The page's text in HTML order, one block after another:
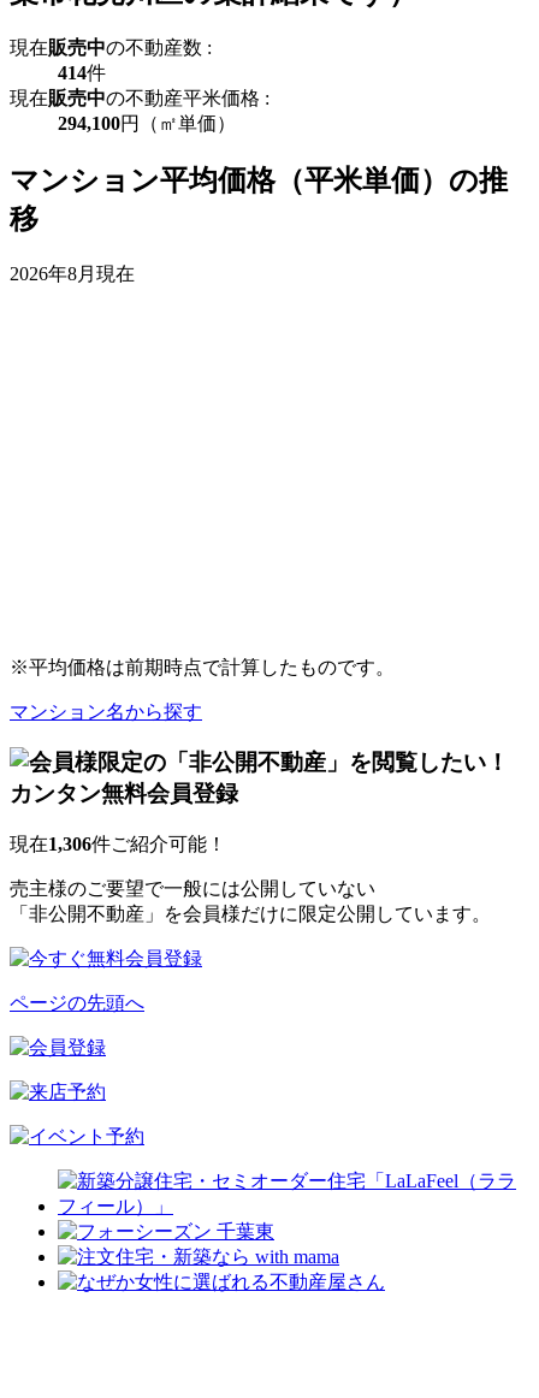
現在販売中の不動産数 :
414件
現在販売中の不動産平米価格 :
294,100円（㎡単価）
マンション平均価格（平米単価）の推
移
2026年8月現在
※平均価格は前期時点で計算したものです。
マンション名から探す
現在1,306件ご紹介可能！
売主様のご要望で一般には公開していない
「非公開不動産」を会員様だけに限定公開しています。
ページの先頭へ